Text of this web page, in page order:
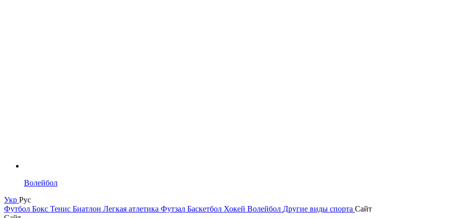
Волейбол
Укр Рус
Футбол Бокс Тенис Биатлон Легкая атлетика Футзал Баскетбол Хокей Волейбол Другие виды спорта Сайт